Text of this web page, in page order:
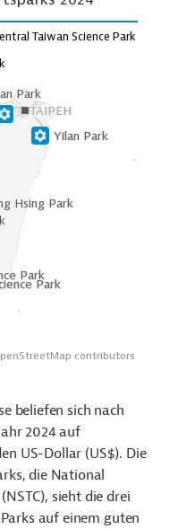
beliefen sich nach
2024 auf
US-Dollar (US$). Die
die National
sieht die drei
auf einem guten